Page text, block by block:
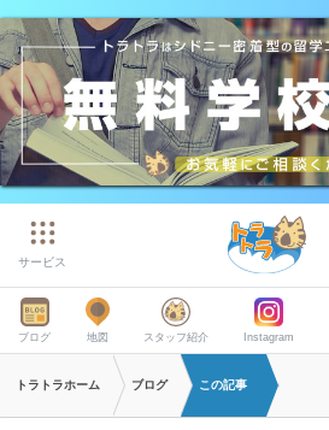
サービス
ブログ 地図 スタッフ紹介 Instagram
トラトラホーム ブログ この記事